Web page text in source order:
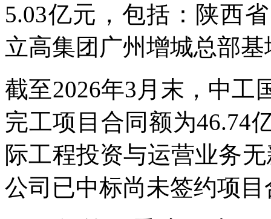
5.03亿元，包括：陕西
立高集团广州增城总部
截至2026年3月末，中工
完工项目合同额为46.74
际工程投资与运营业务
公司已中标尚未签约项